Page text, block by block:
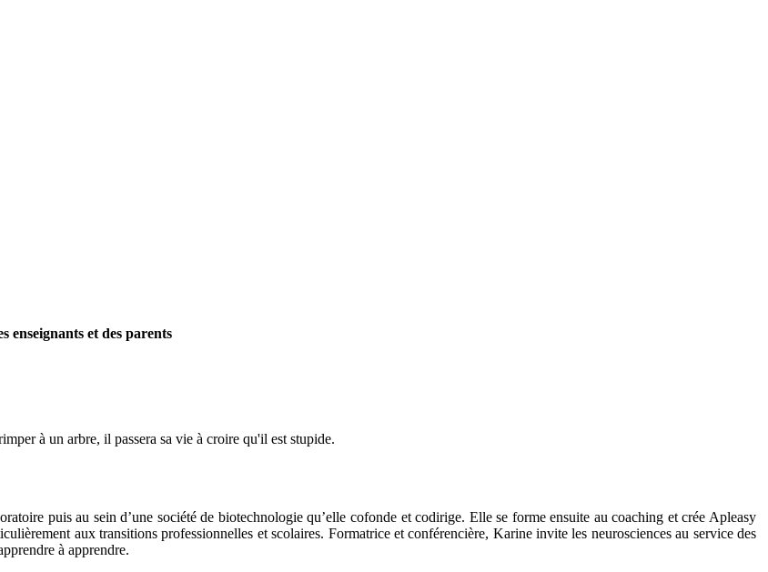
enseignants et des parents
à un arbre, il passera sa vie à croire qu'il est stupide.
puis au sein d’une société de biotechnologie qu’elle cofonde et codirige. Elle se forme ensuite au coaching et crée Apleasy
aux transitions professionnelles et scolaires. Formatrice et conférencière, Karine invite les neurosciences au service des
à apprendre.